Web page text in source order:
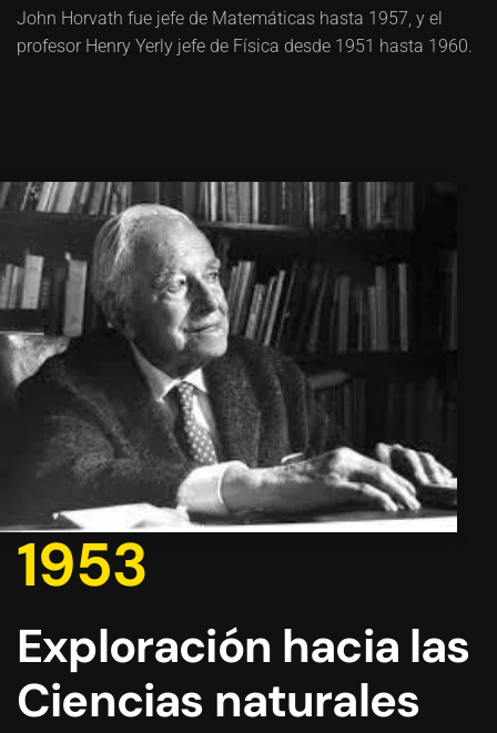
John Horvath fue jefe de Matemáticas hasta 1957, y el
profesor Henry Yerly jefe de Física desde 1951 hasta 1960.
1953
Exploración hacia las
Ciencias naturales